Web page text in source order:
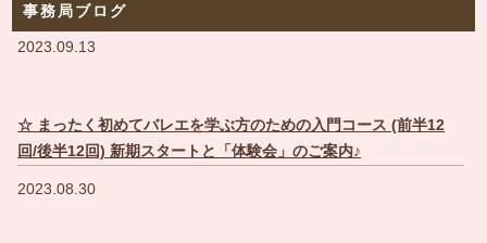
事務局ブログ
2023.09.13
☆ まったく初めてバレエを学ぶ方のための入門コース (前半12
回/後半12回) 新期スタートと「体験会」のご案内♪
2023.08.30